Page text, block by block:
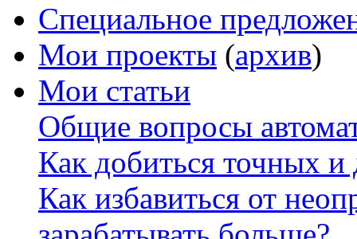
Специальное
Мои проекты (архив)
Мои статьи
Общие вопросы
Как добиться точных
Как избавиться от